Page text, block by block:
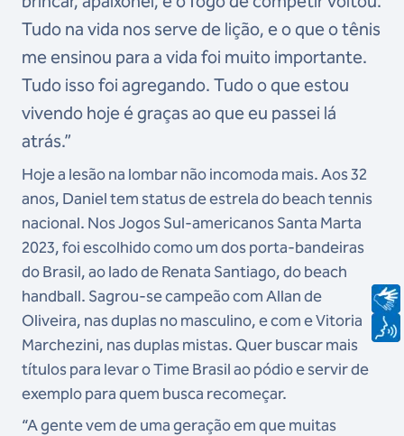
Tudo na vida nos serve de lição, e o que o tênis
me ensinou para a vida foi muito importante.
Tudo isso foi agregando. Tudo o que estou
vivendo hoje é graças ao que eu passei lá
atrás.”
Hoje a lesão na lombar não incomoda mais. Aos 32
anos, Daniel tem status de estrela do beach tennis
nacional. Nos Jogos Sul-americanos Santa Marta
2023, foi escolhido como um dos porta-bandeiras
do Brasil, ao lado de Renata Santiago, do beach
handball. Sagrou-se campeão com Allan de
Oliveira, nas duplas no masculino, e com e Vitoria
Marchezini, nas duplas mistas. Quer buscar mais
títulos para levar o Time Brasil ao pódio e servir de
exemplo para quem busca recomeçar.
“A gente vem de uma geração em que muitas